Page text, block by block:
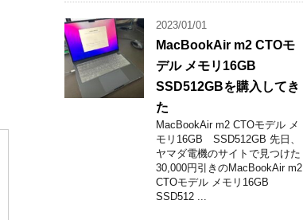
2023/01/01
MacBookAir m2 CTOモ
デル メモリ16GB
SSD512GBを購入してき
た
MacBookAir m2 CTOモデル メ
モリ16GB SSD512GB 先日、
ヤマダ電機のサイトで見つけた
30,000円引きのMacBookAir m2
CTOモデル メモリ16GB
SSD512 ...